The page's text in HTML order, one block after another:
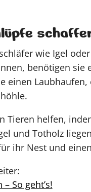
wie Igel
benötigen sie
einen
Tieren helfen,
und Totholz
ihr Nest und
So geht’s!